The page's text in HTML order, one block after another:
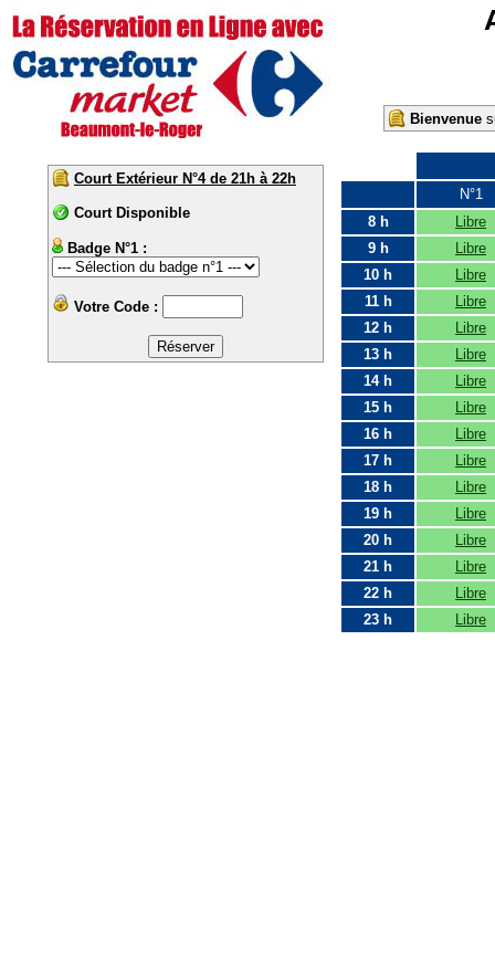
Bienvenue
Court Extérieur N°4 de 21h à 22h
Court Disponible
Badge N°1 :
Votre Code :
N°1
8 h
Libre
9 h
Libre
10 h
Libre
11 h
Libre
12 h
Libre
13 h
Libre
14 h
Libre
15 h
Libre
16 h
Libre
17 h
Libre
18 h
Libre
19 h
Libre
20 h
Libre
21 h
Libre
22 h
Libre
23 h
Libre